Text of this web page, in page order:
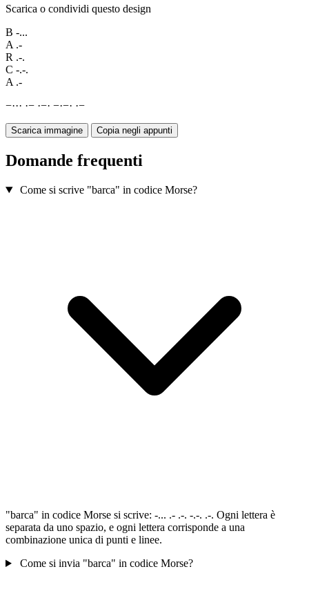
Scarica o condividi questo design
B -...
A .-
R .-.
C -.-.
A .-
−··· ·− ·−· −·−· ·−
Scarica immagine Copia negli appunti
Domande frequenti
Come si scrive "barca" in codice Morse?
"barca" in codice Morse si scrive: -... .- .-. -.-. .-. Ogni lettera è
separata da uno spazio, e ogni lettera corrisponde a una
combinazione unica di punti e linee.
Come si invia "barca" in codice Morse?